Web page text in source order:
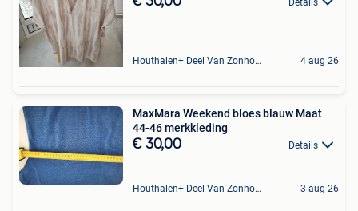
Details
Houthalen+ Deel Van Zonhoven En Zolder 4 aug 26
MaxMara Weekend bloes blauw Maat
44-46 merkkleding
€ 30,00 Details
Houthalen+ Deel Van Zonhoven En Zolder 3 aug 26